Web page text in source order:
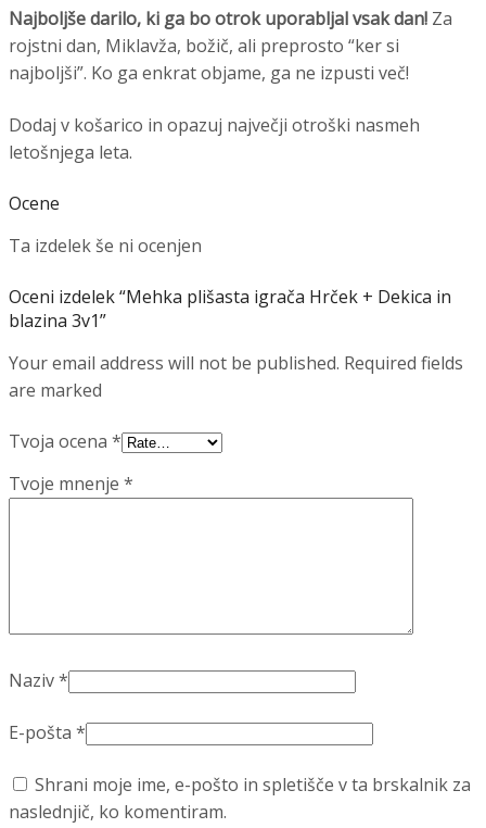
Najboljše darilo, ki ga bo otrok uporabljal vsak dan! Za
rojstni dan, Miklavža, božič, ali preprosto “ker si
najboljši”. Ko ga enkrat objame, ga ne izpusti več!
Dodaj v košarico in opazuj največji otroški nasmeh
letošnjega leta.
Ocene
Ta izdelek še ni ocenjen
Oceni izdelek “Mehka plišasta igrača Hrček + Dekica in
blazina 3v1”
Your email address will not be published. Required fields
are marked
Tvoja ocena *
Tvoje mnenje *
Naziv*
E-pošta *
Shrani moje ime, e-pošto in spletišče v ta brskalnik za
naslednjič, ko komentiram.